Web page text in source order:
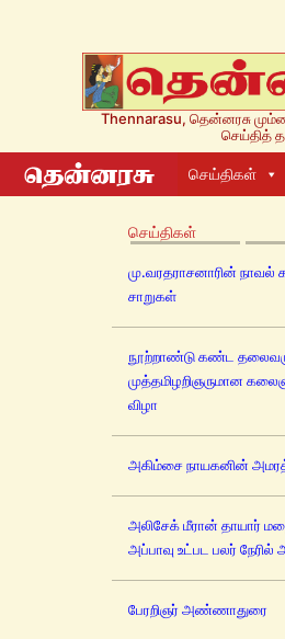
Thennarasu, தென்னரசு
செய்தித்
செய்திகள்
செய்திகள்
மு.வரதராசனாரின் நாவல்
சாறுகள்
நூற்றாண்டு கண்ட
முத்தமிழறிஞருமான
விழா
அகிம்சை நாயகனின்
அலிசேக் மீரான் தாயார்
அப்பாவு உட்பட பலர் நேரில்
பேரறிஞர் அண்ணாதுரை